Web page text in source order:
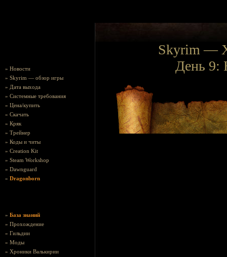
» Новости
» Skyrim — обзор игры
» Дата выхода
» Системные требования
» Цена/купить
» Скачать
» Кряк
» Трейнер
» Коды и читы
» Creation Kit
» Steam Workshop
» Dawnguard
» Dragonborn
» База знаний
» Прохождение
» Гильдии
» Моды
» Хроники Валькирии
Skyrim —
День 9: